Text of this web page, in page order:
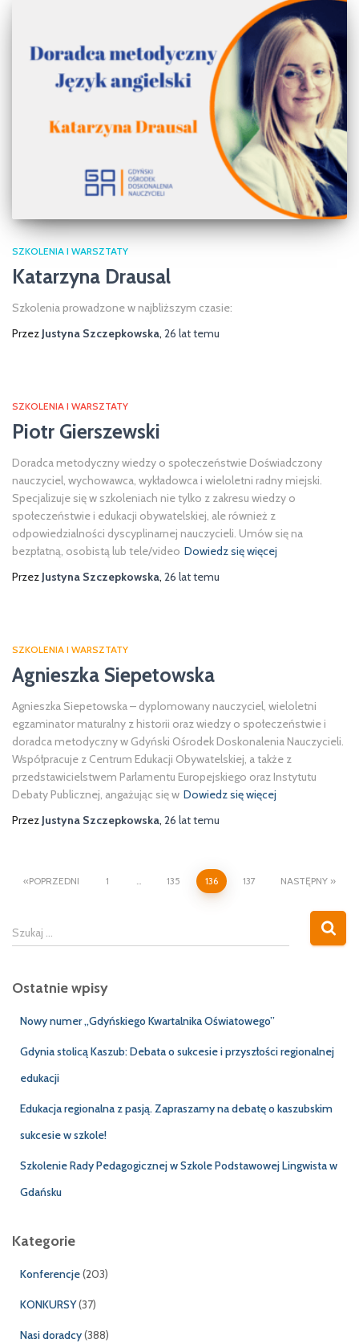
SZKOLENIA I WARSZTATY
Katarzyna Drausal
Szkolenia prowadzone w najbliższym czasie:
Przez Justyna Szczepkowska, 26 lattemu
SZKOLENIA I WARSZTATY
Piotr Gierszewski
Doradca metodyczny wiedzy o społeczeństwie Doświadczony
nauczyciel, wychowawca, wykładowca i wieloletni radny miejski.
Specjalizuje się w szkoleniach nie tylko z zakresu wiedzy o
społeczeństwie i edukacji obywatelskiej, ale również z
odpowiedzialności dyscyplinarnej nauczycieli. Umów się na
bezpłatną, osobistą lub tele/video Dowiedz się więcej
Przez Justyna Szczepkowska, 26 lattemu
SZKOLENIA I WARSZTATY
Agnieszka Siepetowska
Agnieszka Siepetowska – dyplomowany nauczyciel, wieloletni
egzaminator maturalny z historii oraz wiedzy o społeczeństwie i
doradca metodyczny w Gdyński Ośrodek Doskonalenia Nauczycieli.
Współpracuje z Centrum Edukacji Obywatelskiej, a także z
przedstawicielstwem Parlamentu Europejskiego oraz Instytutu
Debaty Publicznej, angażując się w Dowiedz się więcej
Przez Justyna Szczepkowska, 26 lattemu
Stronicowanie
wpisów
POPRZEDNI 1 … 135 136 137 NASTĘPNY
S
z
a
Szukaj …
Ostatnie wpisy
Nowy numer „Gdyńskiego Kwartalnika Oświatowego”
Gdynia stolicą Kaszub: Debata o sukcesie i przyszłości regionalnej
edukacji
Edukacja regionalna z pasją. Zapraszamy na debatę o kaszubskim
sukcesie w szkole!
Szkolenie Rady Pedagogicznej w Szkole Podstawowej Lingwista w
Gdańsku
Kategorie
Konferencje(203)
KONKURSY(37)
Nasi doradcy(388)